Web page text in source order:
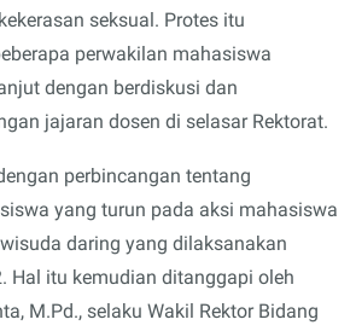
seksual. Protes itu
perwakilan mahasiswa
dengan berdiskusi dan
jajaran dosen di selasar Rektorat.
perbincangan tentang
yang turun pada aksi mahasiswa
daring yang dilaksanakan
Hal itu kemudian ditanggapi oleh
M.Pd., selaku Wakil Rektor Bidang